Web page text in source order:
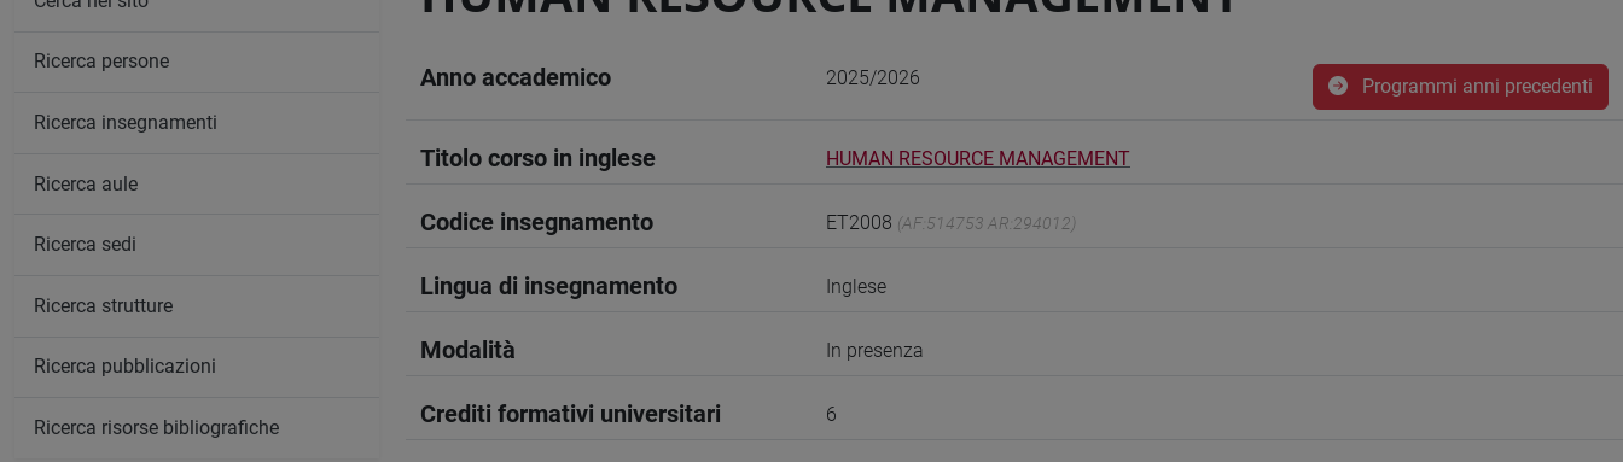
Anno accademico 2025/2026 Programmi anni precedenti
Titolo corso in inglese HUMAN RESOURCE MANAGEMENT
Codice insegnamento ET2008 (AF:514753 AR:294012)
Lingua di insegnamento Inglese
Modalità In presenza
Crediti formativi universitari 6
Ricerca persone
Ricerca insegnamenti
Ricerca aule
Ricerca sedi
Ricerca strutture
Ricerca pubblicazioni
Ricerca risorse bibliografiche